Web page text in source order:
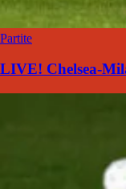
Partite
LIVE! Chelsea-